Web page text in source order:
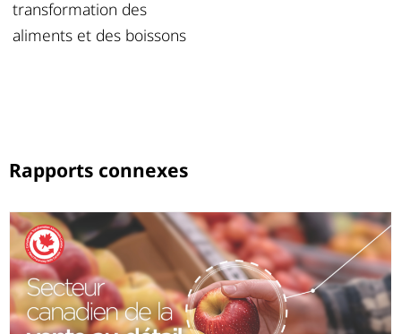
transformation des
aliments et des boissons
Rapports connexes